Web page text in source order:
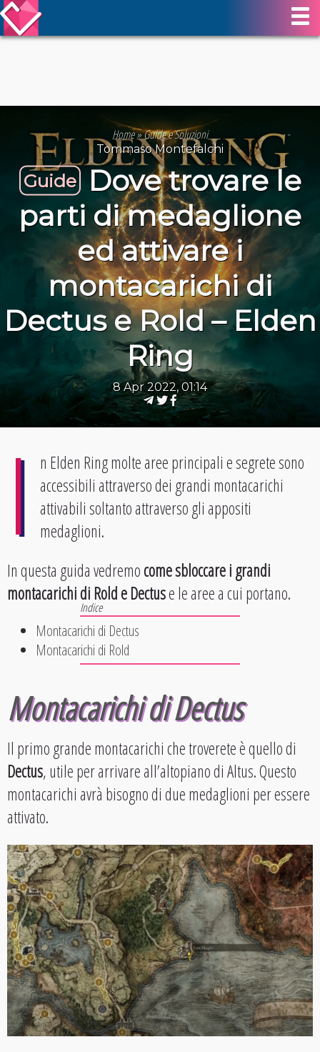
Home»Guide e Soluzioni
Tommaso Montefalchi
Guide Dove trovare le
parti di medaglione
ed attivare i
montacarichi di
Dectus e Rold – Elden
Ring
8 Apr 2022, 01:14
I
n Elden Ring molte aree principali e segrete sono
accessibili attraverso dei grandi montacarichi
attivabili soltanto attraverso gli appositi
medaglioni.
In questa guida vedremocome sbloccare i grandi
montacarichi di Rold e Dectuse le aree a cui portano.
Montacarichi di Dectus
Montacarichi di Rold
Montacarichi di Dectus
Il primo grande montacarichi che troverete è quello di
Dectus, utile per arrivare all’altopiano di Altus. Questo
montacarichi avrà bisogno di due medaglioni per essere
attivato.